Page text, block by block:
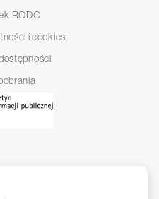
RODO
i cookies